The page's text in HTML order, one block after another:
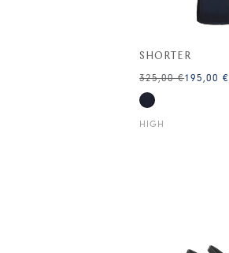
SHORTER
HIGH
325,00 €195,00 €